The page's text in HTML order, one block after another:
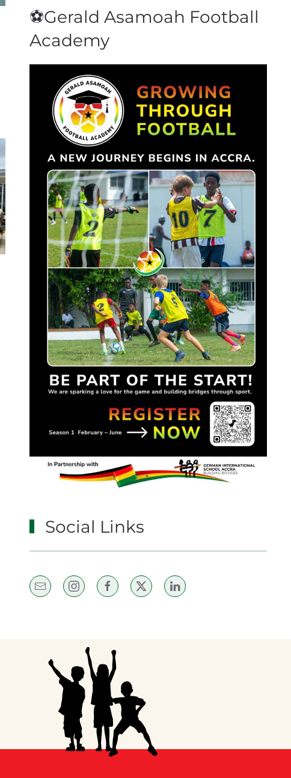
⚽Gerald Asamoah Football
Academy
Social Links